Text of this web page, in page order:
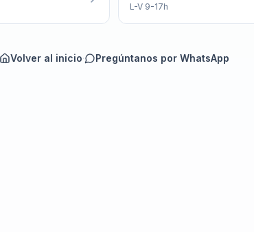
L-V 9-17h
Volver al inicio· Pregúntanos por WhatsApp